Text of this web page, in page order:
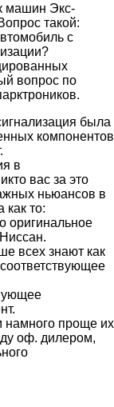
машин Экс-
такой:
с
вопрос по
была
компонентов
в
вас за это
ньюансов в
как то:
оригинальное
всех знают как
намного проще их
оф. дилером,